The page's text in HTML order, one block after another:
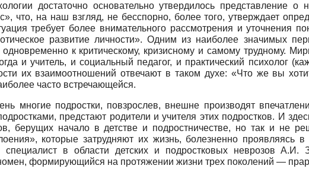
достаточно основательно утвердилось представление
что, на наш взгляд, не бесспорно, более того, утверждает
требует более внимательного рассмотрения и уточнения
развитие личности». Одним из наиболее значимых
к критическому, кризисному и самому трудному.
и учитель, и социальный педагог, и практический психолог
их взаимоотношений отвечают в таком духе: «Что же вы
часто встречающейся.
многие подростки, повзрослев, внешне производят
предстают родители и учителя этих подростков. И
берущих начало в детстве и подростничестве, но так и
которые затрудняют их жизнь, болезненно проявляясь
специалист в области детских и подростковых неврозов
формирующийся на протяжении жизни трех поколений —